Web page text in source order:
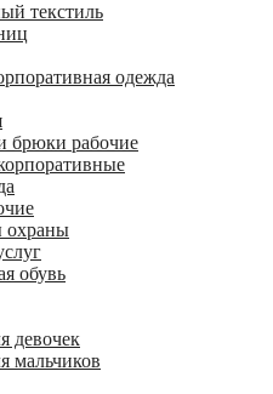
текстиль
одежда
брюки рабочие
охраны
обувь
девочек
мальчиков